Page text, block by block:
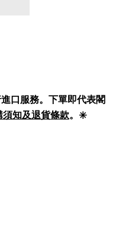
口服務。下單即代表閣
須知及退貨條款。✳️